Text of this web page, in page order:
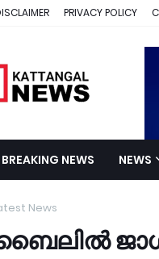
PRIVACY POLICY
BREAKING NEWS NEWS
News